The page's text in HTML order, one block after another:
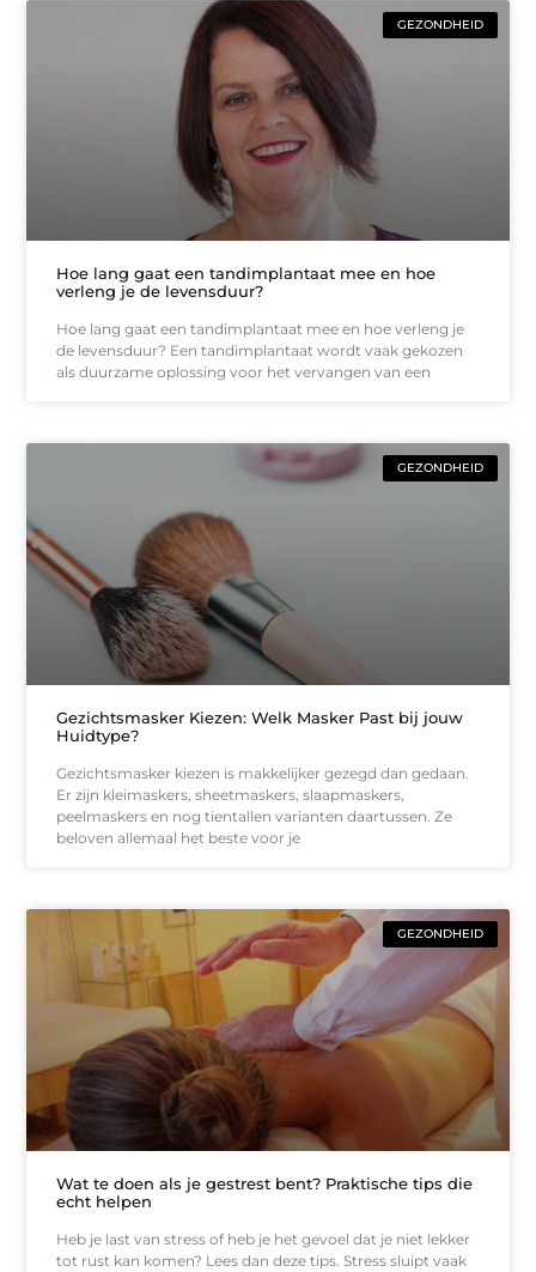
GEZONDHEID
Hoe lang gaat een tandimplantaat mee en hoe
verleng je de levensduur?
Hoe lang gaat een tandimplantaat mee en hoe verleng je
de levensduur? Een tandimplantaat wordt vaak gekozen
als duurzame oplossing voor het vervangen van een
GEZONDHEID
Gezichtsmasker Kiezen: Welk Masker Past bij jouw
Huidtype?
Gezichtsmasker kiezen is makkelijker gezegd dan gedaan.
Er zijn kleimaskers, sheetmaskers, slaapmaskers,
peelmaskers en nog tientallen varianten daartussen. Ze
beloven allemaal het beste voor je
GEZONDHEID
Wat te doen als je gestrest bent? Praktische tips die
echt helpen
Heb je last van stress of heb je het gevoel dat je niet lekker
tot rust kan komen? Lees dan deze tips. Stress sluipt vaak